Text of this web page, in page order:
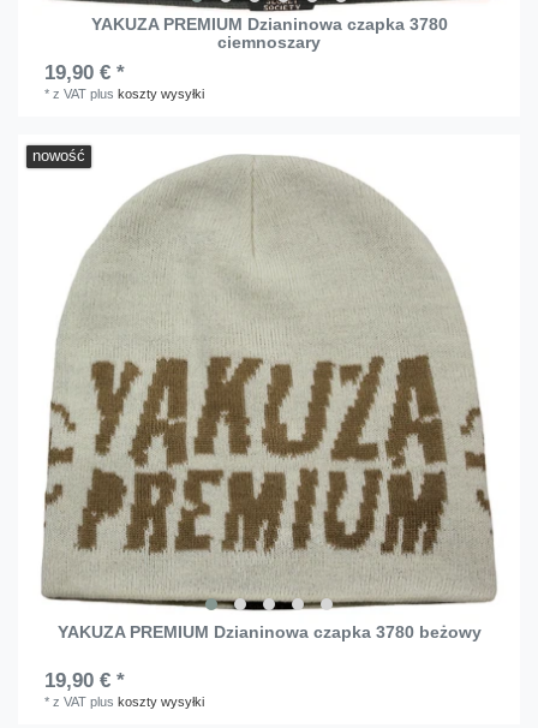
YAKUZA PREMIUM Dzianinowa czapka 3780
ciemnoszary
19,90 € *
*z VAT pluskoszty wysyłki
nowość
YAKUZA PREMIUM Dzianinowa czapka 3780 beżowy
19,90 € *
*z VAT pluskoszty wysyłki